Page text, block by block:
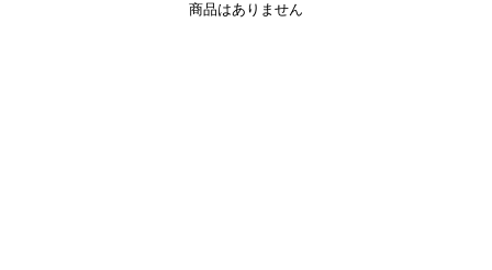
商品はありません